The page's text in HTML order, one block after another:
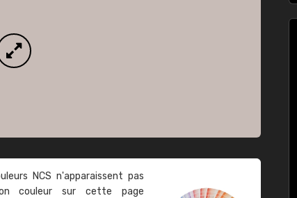
NCS n'apparaissent pas
couleur sur cette page